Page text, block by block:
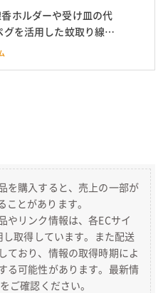
ホルダーや受け皿の代
グを活用した蚊取り線香
を購入すると、売上の一部が
ことがあります。
リンク情報は、各ECサイ
取得しています。また配送
ており、情報の取得時期によ
る可能性があります。最新情
ご確認ください。